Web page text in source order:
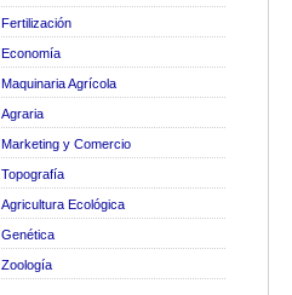
Fertilización
Economía
Maquinaria Agrícola
Agraria
Marketing y Comercio
Topografía
Agricultura Ecológica
Genética
Zoología